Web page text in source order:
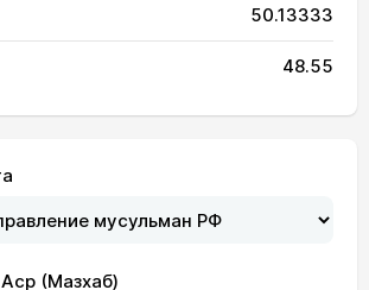
50.13333
48.55
(Мазхаб)